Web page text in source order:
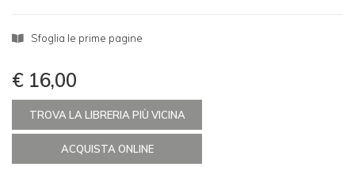
Sfoglia le prime pagine
€ 16,00
TROVA LA LIBRERIA PIÙ VICINA
ACQUISTA ONLINE